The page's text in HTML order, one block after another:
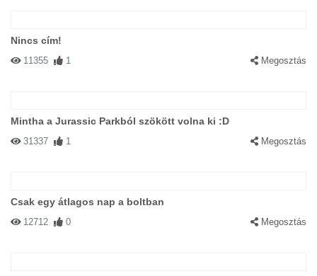
Nincs cím!
11355 1 Megosztás
Mintha a Jurassic Parkból szökött volna ki :D
31337 1 Megosztás
Csak egy átlagos nap a boltban
12712 0 Megosztás